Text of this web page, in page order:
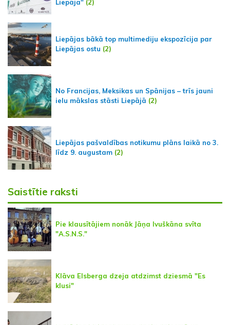
Liepāja" (2)
Liepājas bākā top multimediju ekspozīcija par
Liepājas ostu (2)
No Francijas, Meksikas un Spānijas – trīs jauni
ielu mākslas stāsti Liepājā (2)
Liepājas pašvaldības notikumu plāns laikā no 3.
līdz 9. augustam (2)
Saistītie raksti
Pie klausītājiem nonāk Jāņa Ivuškāna svīta
"A.S.N.S."
Klāva Elsberga dzeja atdzimst dziesmā "Es
klusi"